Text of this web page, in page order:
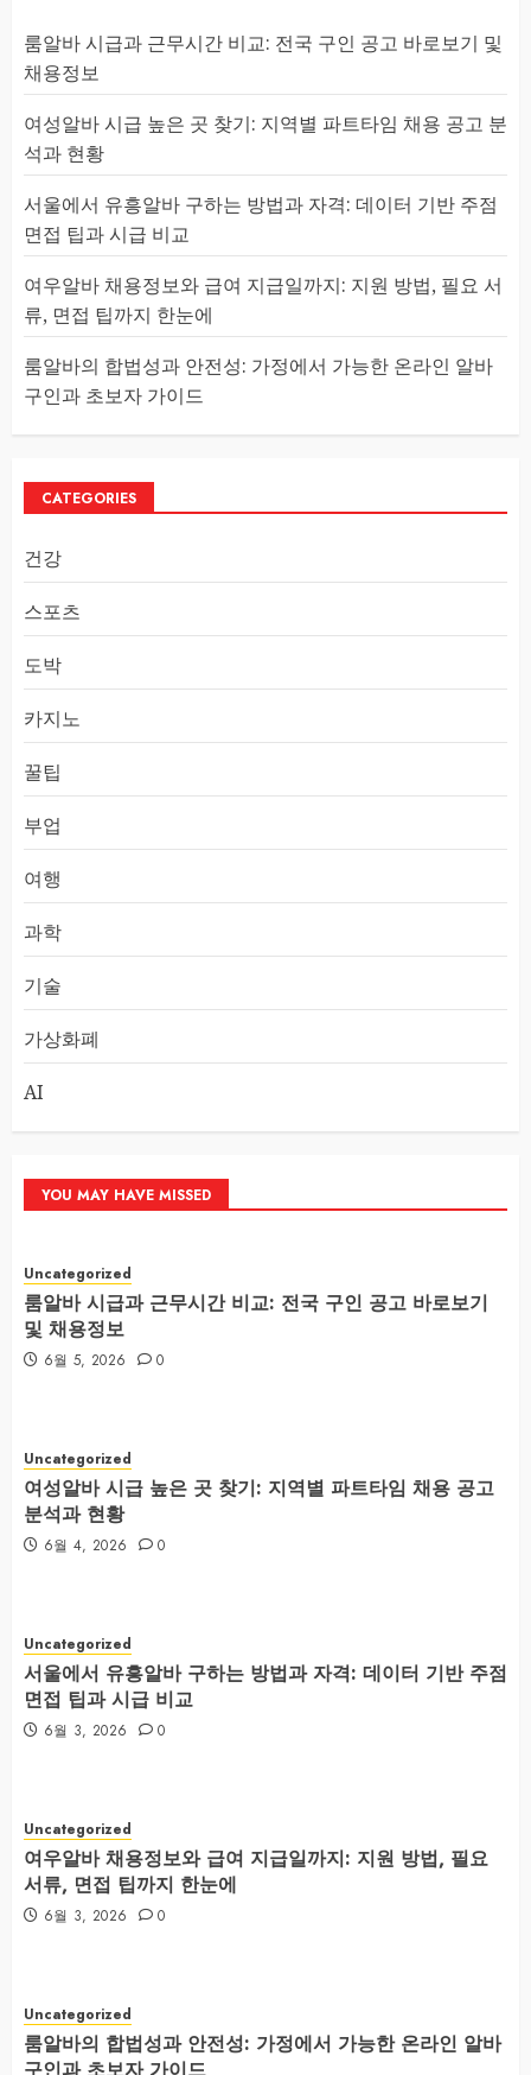
룸알바 시급과 근무시간 비교: 전국 구인 공고 바로보기 및
채용정보
여성알바 시급 높은 곳 찾기: 지역별 파트타임 채용 공고 분
석과 현황
서울에서 유흥알바 구하는 방법과 자격: 데이터 기반 주점
면접 팁과 시급 비교
여우알바 채용정보와 급여 지급일까지: 지원 방법, 필요 서
류, 면접 팁까지 한눈에
룸알바의 합법성과 안전성: 가정에서 가능한 온라인 알바
구인과 초보자 가이드
CATEGORIES
건강
스포츠
도박
카지노
꿀팁
부업
여행
과학
기술
가상화폐
AI
YOU MAY HAVE MISSED
Uncategorized
룸알바 시급과 근무시간 비교: 전국 구인 공고 바로보기
및 채용정보
6월 5, 2026 0
Uncategorized
여성알바 시급 높은 곳 찾기: 지역별 파트타임 채용 공고
분석과 현황
6월 4, 2026 0
Uncategorized
서울에서 유흥알바 구하는 방법과 자격: 데이터 기반 주점
면접 팁과 시급 비교
6월 3, 2026 0
Uncategorized
여우알바 채용정보와 급여 지급일까지: 지원 방법, 필요
서류, 면접 팁까지 한눈에
6월 3, 2026 0
Uncategorized
룸알바의 합법성과 안전성: 가정에서 가능한 온라인 알바